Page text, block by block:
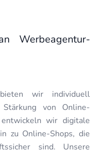
Werbeagentur-
wir individuell
von Online-
wir digitale
zu Online-Shops, die
sind. Unsere